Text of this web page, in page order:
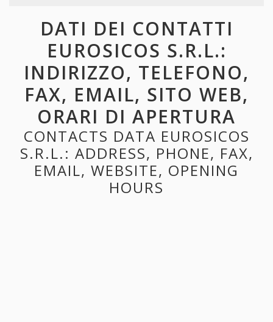
DATI DEI CONTATTI
EUROSICOS S.R.L.:
INDIRIZZO, TELEFONO,
FAX, EMAIL, SITO WEB,
ORARI DI APERTURA
CONTACTS DATA EUROSICOS
S.R.L.: ADDRESS, PHONE, FAX,
EMAIL, WEBSITE, OPENING
HOURS